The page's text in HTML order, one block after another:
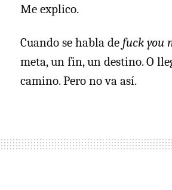
Me explico.
Cuando se habla de fuck you
meta, un fin, un destino. O
camino. Pero no va así.